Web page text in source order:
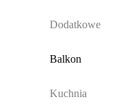
Dodatkowe
Balkon
Kuchnia